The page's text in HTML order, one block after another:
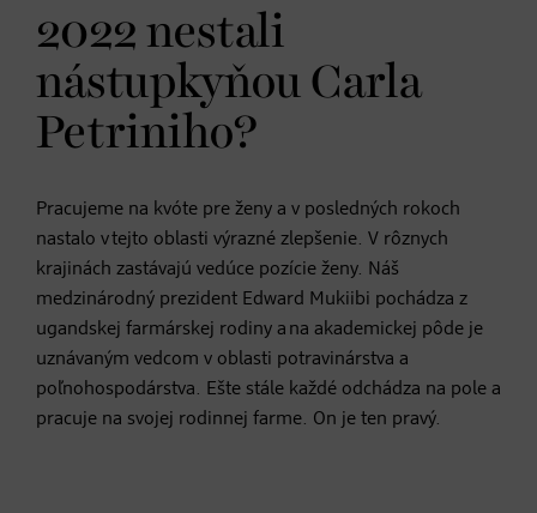
2022 nestali
nástupkyňou Carla
Petriniho?
Pracujeme na kvóte pre ženy a v posledných rokoch
nastalo v tejto oblasti výrazné zlepšenie. V rôznych
krajinách zastávajú vedúce pozície ženy. Náš
medzinárodný prezident Edward Mukiibi pochádza z
ugandskej farmárskej rodiny a na akademickej pôde je
uznávaným vedcom v oblasti potravinárstva a
poľnohospodárstva. Ešte stále každé odchádza na pole a
pracuje na svojej rodinnej farme. On je ten pravý.